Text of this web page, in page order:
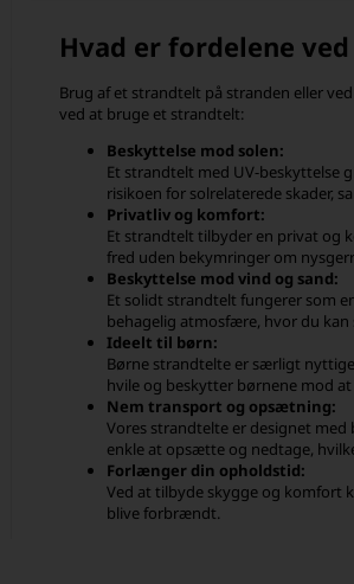
Hvad er fordelene
Brug af et strandtelt på stranden eller
ved at bruge et strandtelt:
Beskyttelse mod solen:
Et strandtelt med UV-beskyttelse
risikoen for solrelaterede skader,
Privatliv og komfort:
Et strandtelt tilbyder en privat og
fred uden bekymringer om
Beskyttelse mod vind og sand:
Et solidt strandtelt fungerer som
behagelig atmosfære, hvor du kan
Ideelt til børn:
Børne strandtelte er særligt
hvile og beskytter børnene mod
Nem transport og opsætning:
Vores strandtelte er designet
enkle at opsætte og nedtage,
Forlænger din opholdstid:
Ved at tilbyde skygge og komfort
blive forbrændt.